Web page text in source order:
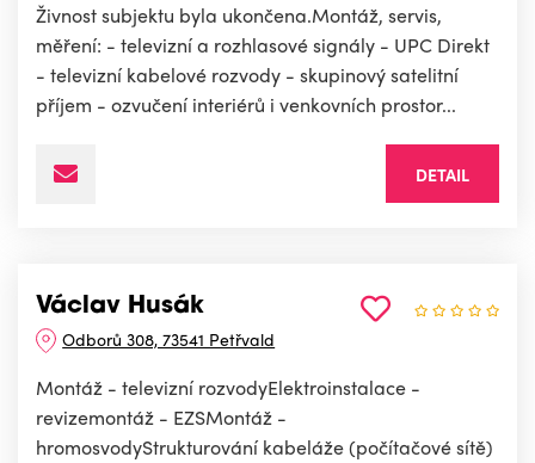
Živnost subjektu byla ukončena.Montáž, servis,
měření: - televizní a rozhlasové signály - UPC Direkt
- televizní kabelové rozvody - skupinový satelitní
příjem - ozvučení interiérů i venkovních prostor...
DETAIL
Václav Husák
Odborů 308, 73541 Petřvald
Montáž - televizní rozvodyElektroinstalace -
revizemontáž - EZSMontáž -
hromosvodyStrukturování kabeláže (počítačové sítě)